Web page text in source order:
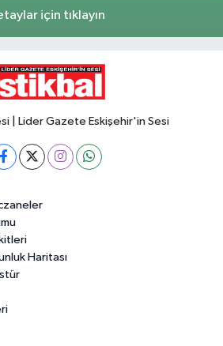
için tıklayın
| Lider Gazete Eskişehir'in Sesi
Haritası